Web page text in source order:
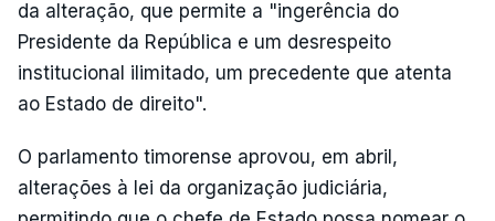
da alteração, que permite a "ingerência do
Presidente da República e um desrespeito
institucional ilimitado, um precedente que atenta
ao Estado de direito".
O parlamento timorense aprovou, em abril,
alterações à lei da organização judiciária,